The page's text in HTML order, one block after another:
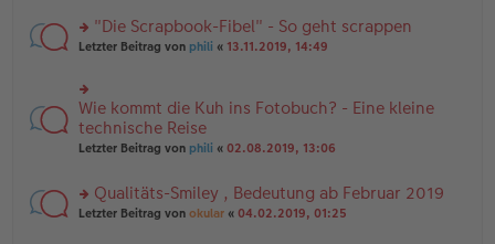
a
g
er
B
tr
a
g
g
el
es
n
er
B
ei
tr
g
rs
u
n
g
el
n
er
"Die Scrapbook-Fibel" - So geht scrappen
Letzter Beitrag von phili « 13.11.2019, 14:49
rs
te
r
u
g
el
es
Wie kommt die Kuh ins Fotobuch? - Eine kleine
technische Reise
Letzter Beitrag von phili « 02.08.2019, 13:06
rs
Qualitäts-Smiley , Bedeutung ab Februar 2019
Letzter Beitrag von okular « 04.02.2019, 01:25